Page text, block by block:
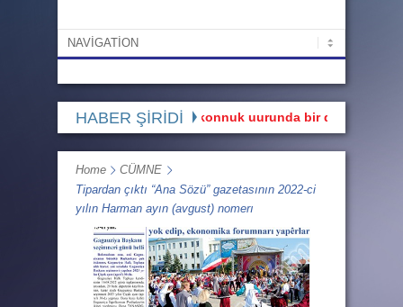
HABER ŞİRİDİ
Hadi bakalım: GHTya zakonnuk uurunda bir denemä ortaya
Home
CÜMNE
Tipardan çıktı “Ana Sözü” gazetasının 2022-ci
yılın Harman ayın (avgust) nomerı